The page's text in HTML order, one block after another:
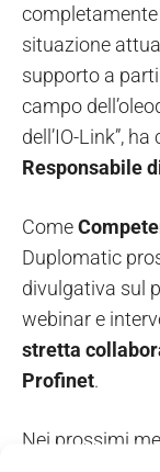
situazione
supporto a
campo
dell’IO-Link”,
Responsabile
Come
Duplomatic
divulgativa sul
webinar e
stretta
Profinet.
Nei prossimi